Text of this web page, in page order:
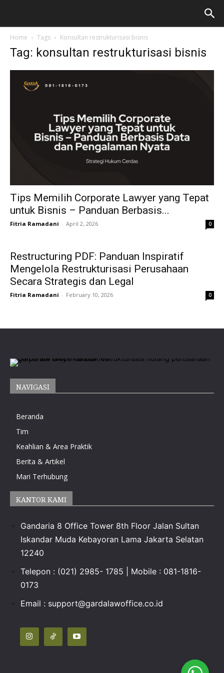
Home Tags Konsultan restrukturisasi bisnis
Tag: konsultan restrukturisasi bisnis
Tips Memilih Corporate Lawyer yang Tepat
untuk Bisnis – Panduan Berbasis...
Fitria Ramadani - April 2, 2026 0
Restructuring PDF: Panduan Inspiratif
Mengelola Restrukturisasi Perusahaan
Secara Strategis dan Legal
Fitria Ramadani - February 10, 2026 0
NAVIGASI
Beranda
Tim
Keahlian & Area Praktik
Berita & Artikel
Mari Terhubung
KANTOR KAMI
Gandaria 8 Office Tower 8th Floor Jalan Sultan
Iskandar Muda Kebayoran Lama Jakarta Selatan
12240
Telepon : (021) 2985- 1785 | Mobile : 081-1816-
0173
Email : support@gardalawoffice.co.id